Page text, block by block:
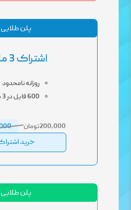
پلن طلایی
اشتراک 3 ماهه
روزانه نامحدود
600 فایل در 3 ماه
200,000تومان
خرید
پلن طلایی